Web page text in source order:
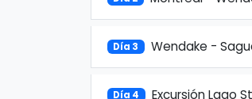
Día 3 Wendake -
Día 4 Excursión Lago